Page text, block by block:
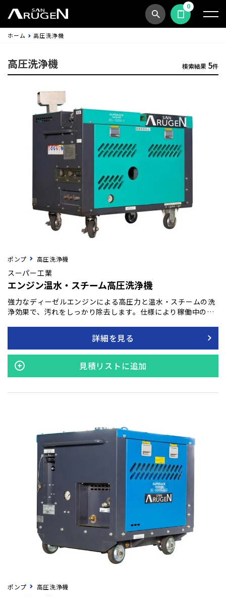
商品検索見積依頼する
0
ホーム 高圧洗浄機
高圧洗浄機 検索結果 5件
ポンプ 高圧洗浄機
スーパー工業
エンジン温水・スチーム高圧洗浄機
強力なディーゼルエンジンによる高圧力と温水・スチームの洗
浄効果で、汚れをしっかり除去します。仕様により稼働中の騒
詳細を見る
見積リストに追加
ポンプ 高圧洗浄機